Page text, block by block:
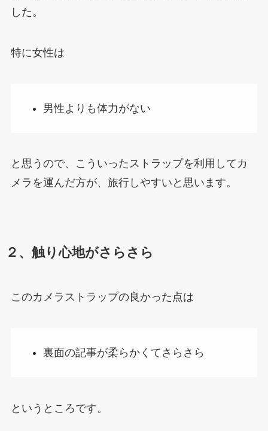
した。
特に女性は
男性よりも体力がない
と思うので、こういったストラップを利用してカ
メラを運んだ方が、旅行しやすいと思います。
２、触り心地がさらさら
このカメラストラップの良かった点は
裏面の記事が柔らかくてさらさら
というところです。